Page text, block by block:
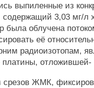
выпиленные из
содержащий 3,03 мг/л
была облучена
её
радиоизотопам,
платины, отложившей-
срезов ЖМК,